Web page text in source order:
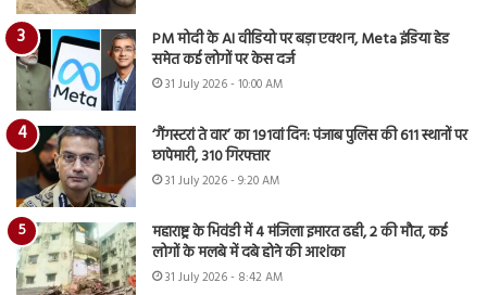
PM मोदी के AI वीडियो पर बड़ा एक्शन, Meta इंडिया हेड
समेत कई लोगों पर केस दर्ज
31 July 2026 - 10:00 AM
‘गैंगस्टरां ते वार’ का 191वां दिन: पंजाब पुलिस की 611 स्थानों पर
छापेमारी, 310 गिरफ्तार
31 July 2026 - 9:20 AM
महाराष्ट्र के भिवंडी में 4 मंजिला इमारत ढही, 2 की मौत, कई
लोगों के मलबे में दबे होने की आशंका
31 July 2026 - 8:42 AM